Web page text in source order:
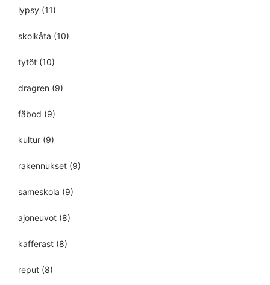
lypsy (11)
skolkåta (10)
tytöt (10)
dragren (9)
fäbod (9)
kultur (9)
rakennukset (9)
sameskola (9)
ajoneuvot (8)
kafferast (8)
reput (8)